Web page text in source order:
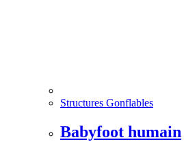
Structures Gonflables
Babyfoot humain